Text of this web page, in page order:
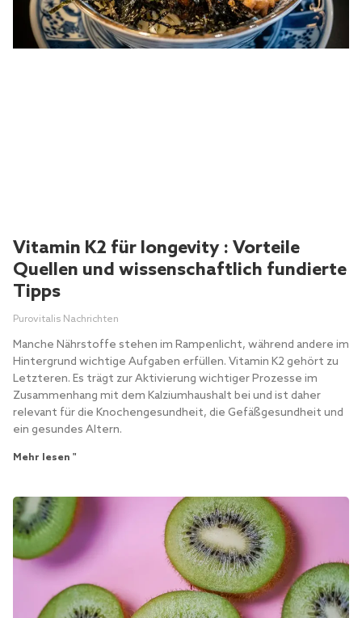
Vitamin K2 für longevity : Vorteile
Quellen und wissenschaftlich fundierte
Tipps
Purovitalis Nachrichten
Manche Nährstoffe stehen im Rampenlicht, während andere im
Hintergrund wichtige Aufgaben erfüllen. Vitamin K2 gehört zu
Letzteren. Es trägt zur Aktivierung wichtiger Prozesse im
Zusammenhang mit dem Kalziumhaushalt bei und ist daher
relevant für die Knochengesundheit, die Gefäßgesundheit und
ein gesundes Altern.
Mehr lesen "